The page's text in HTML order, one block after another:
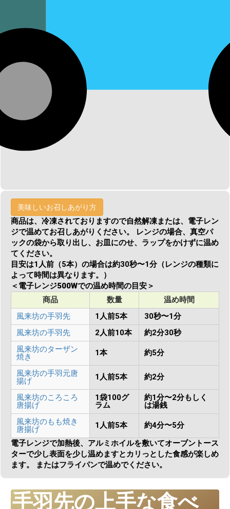
美味しいお召しあがり方
商品は、冷凍されておりますので自然解凍または、電子レン
ジで温めてお召しあがりください。 レンジの場合、真空パ
ックの袋から取り出し、お皿にのせ、ラップをかけずに温め
てください。
目安は1人前（5本）の場合は約30秒〜1分（レンジの種類に
よって時間は異なります。）
＜電子レンジ500Wでの温め時間の目安＞
商品
数量
温め時間
風来坊の手羽先
1人前5本
30秒〜1分
風来坊の手羽先
2人前10本
約2分30秒
風来坊のターザン
焼き
1本 約5分
風来坊の手羽元唐
揚げ
1人前5本 約2分
風来坊のころころ
唐揚げ
1袋100グ
ラム
約1分〜2分もしく
は湯銭
風来坊のもも焼き
唐揚げ
1人前5本
約4分〜5分
電子レンジで加熱後、アルミホイルを敷いてオーブントース
ターで少し表面を少し温めますとカリっとした食感が楽しめ
ます。 またはフライパンで温めでください。
手羽先の上手な食べ